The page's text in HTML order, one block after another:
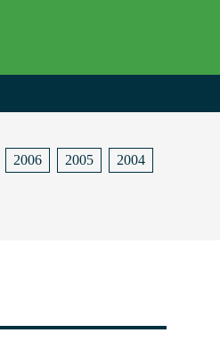
2006 2005 2004